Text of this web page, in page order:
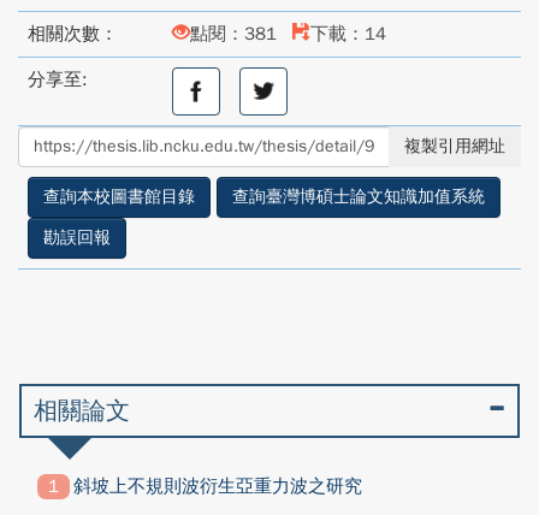
相關次數： 點閱：381 下載：14
分享至:
分
至
facebook
分
享
至
twitter
複製引用網址
查詢本校圖書館目錄
查詢臺灣博碩士論文知識加值系統
勘誤回報
相關論文
斜坡上不規則波衍生亞重力波之研究